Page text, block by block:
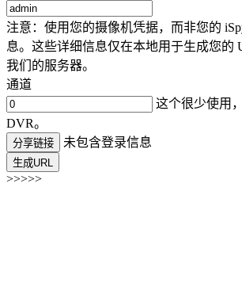
注意：使用您的摄像机凭据，而非您的
息。这些详细信息仅在本地用于生成您的
我们的服务器。
通道
这个很少使用
DVR。
分享链接 未包含登录信息
生成URL
>>>>>